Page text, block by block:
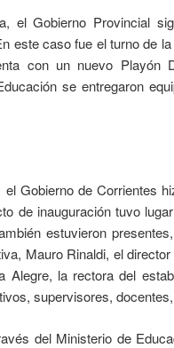
el Gobierno Provincial
este caso fue el turno de
con un nuevo Playón
se entregaron
Gobierno de Corrientes
de inauguración tuvo
estuvieron
Mauro Rinaldi, el
la rectora del
supervisores,
del Ministerio de